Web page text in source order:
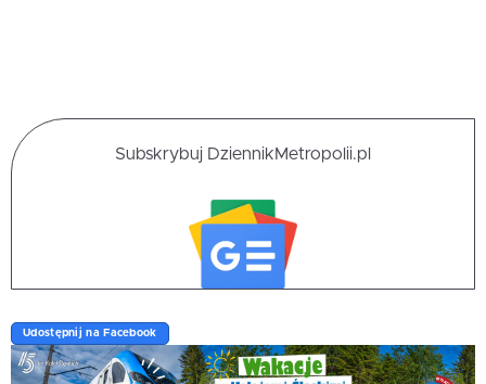
Subskrybuj DziennikMetropolii.pl
Udostępnij na Facebook